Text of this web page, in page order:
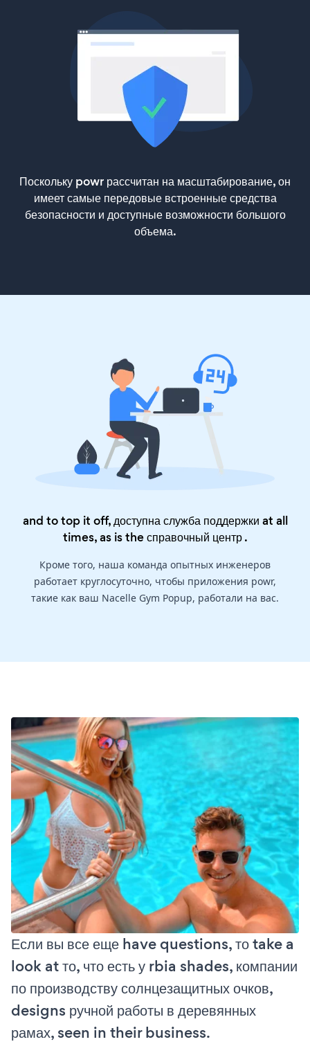
Поскольку powr рассчитан на масштабирование, он
имеет самые передовые встроенные средства
безопасности и доступные возможности большого
объема.
and to top it off, доступна служба поддержки at all
times, as is theсправочный центр.
Кроме того, наша команда опытных инженеров
работает круглосуточно, чтобы приложения powr,
такие как ваш Nacelle Gym Popup, работали на вас.
Если вы все еще have questions, то take a
look at то, что есть у rbia shades, компании
по производству солнцезащитных очков,
designs ручной работы в деревянных
рамах, seen in their business.